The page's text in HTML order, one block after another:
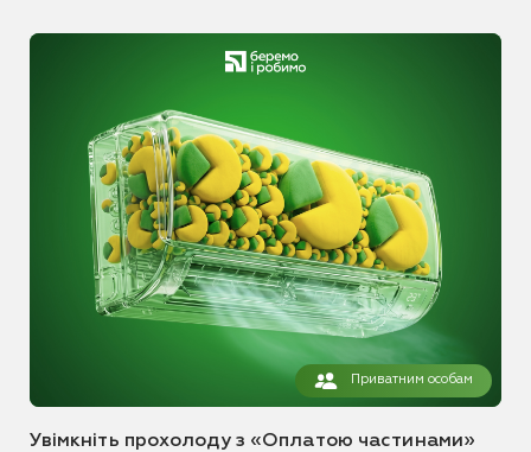
Приватним особам
Увімкніть прохолоду з «Оплатою частинами»